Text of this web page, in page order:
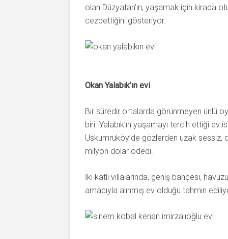
olan Düzyatan’ın, yaşamak için kirada
cezbettiğini gösteriyor.
Okan Yalabık’ın evi
Bir süredir ortalarda görünmeyen ünlü
biri. Yalabık’ın yaşamayı tercih ettiği
Uskumruköy’de gözlerden uzak
milyon dolar ödedi.
İki katlı villalarında, geniş bahçesi,
amacıyla alınmış ev olduğu tahmin